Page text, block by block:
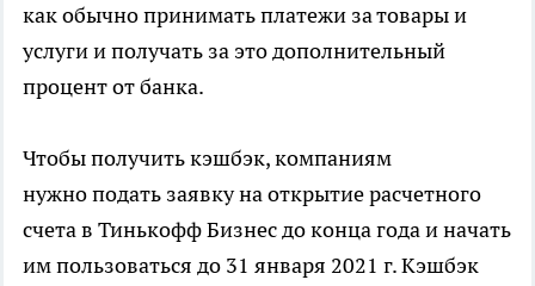
как обычно принимать платежи за товары и
услуги и получать за это дополнительный
процент от банка.
Чтобы получить кэшбэк, компаниям
нужно подать заявку на открытие расчетного
счета в Тинькофф Бизнес до конца года и начать
им пользоваться до 31 января 2021 г. Кэшбэк